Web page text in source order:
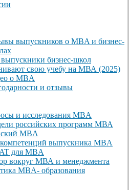
выпускников о MBA и бизнес-
бизнес-школ
свою учебу на МВА (2025)
о MBA
и отзывы
и исследования MBA
российских программ МВА
MBA
выпускника MBA
для MBA
вокруг МВА и менеджмента
MBA- образования